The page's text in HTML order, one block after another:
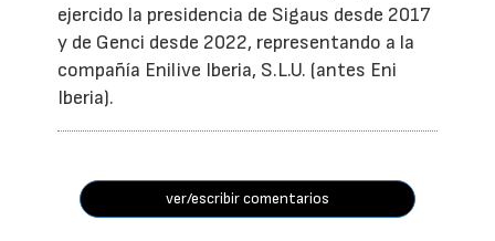
ejercido la presidencia de Sigaus desde 2017
y de Genci desde 2022, representando a la
compañía Enilive Iberia, S.L.U. (antes Eni
Iberia).
ver/escribir comentarios